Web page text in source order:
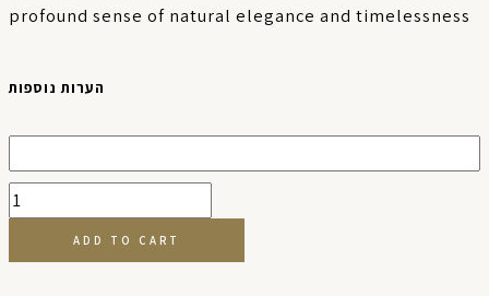
profound sense of natural elegance and timelessness
הערות נוספות
Ring
Eternal
Shape
quantityADD TO CART